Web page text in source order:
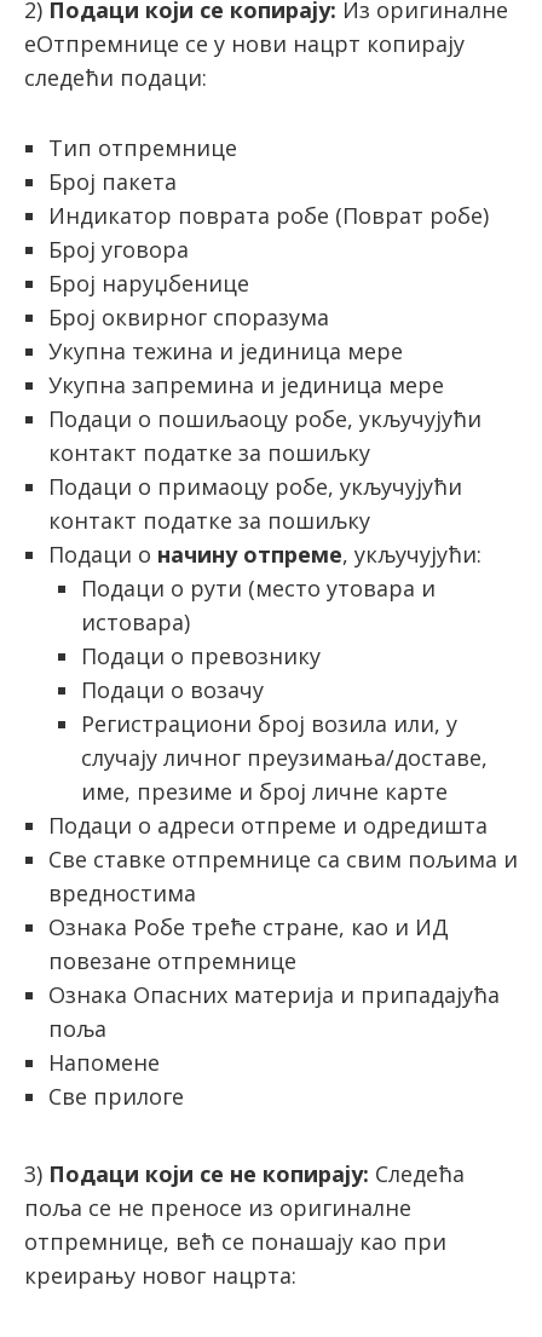
2) Подаци који се копирају: Из оригиналне
еОтпремнице се у нови нацрт копирају
следећи подаци:
Тип отпремнице
Број пакета
Индикатор поврата робе (Поврат робе)
Број уговора
Број наруџбенице
Број оквирног споразума
Укупна тежина и јединица мере
Укупна запремина и јединица мере
Подаци о пошиљаоцу робе, укључујући
контакт податке за пошиљку
Подаци о примаоцу робе, укључујући
контакт податке за пошиљку
Подаци о начину отпреме, укључујући:
Подаци о рути (место утовара и
истовара)
Подаци о превознику
Подаци о возачу
Регистрациони број возила или, у
случају личног преузимања/доставе,
име, презиме и број личне карте
Подаци о адреси отпреме и одредишта
Све ставке отпремнице са свим пољима и
вредностима
Ознака Робе треће стране, као и ИД
повезане отпремнице
Ознака Опасних материја и припадајућа
поља
Напомене
Све прилоге
3) Подаци који се не копирају: Следећа
поља се не преносе из оригиналне
отпремнице, већ се понашају као при
креирању новог нацрта: